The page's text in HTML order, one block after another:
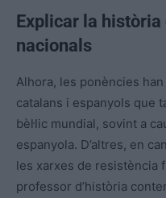
Explicar la
nacionals
Alhora, les ponències
catalans i espanyols que
bèl·lic mundial, sovint a
espanyola. D’altres, en
les xarxes de resistència
professor d’història